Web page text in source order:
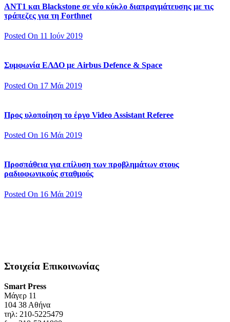
ΑΝΤ1 και Blackstone σε νέο κύκλο διαπραγμάτευσης με τις
τράπεζες για τη Forthnet
Posted On 11 Ιούν 2019
Συμφωνία ΕΛΔΟ με Airbus Defence & Space
Posted On 17 Μάι 2019
Προς υλοποίηση το έργο Video Assistant Referee
Posted On 16 Μάι 2019
Προσπάθεια για επίλυση των προβλημάτων στους
ραδιοφωνικούς σταθμούς
Posted On 16 Μάι 2019
Στοιχεία Επικοινωνίας
Smart Press
Mάγερ 11
104 38 Αθήνα
τηλ: 210-5225479